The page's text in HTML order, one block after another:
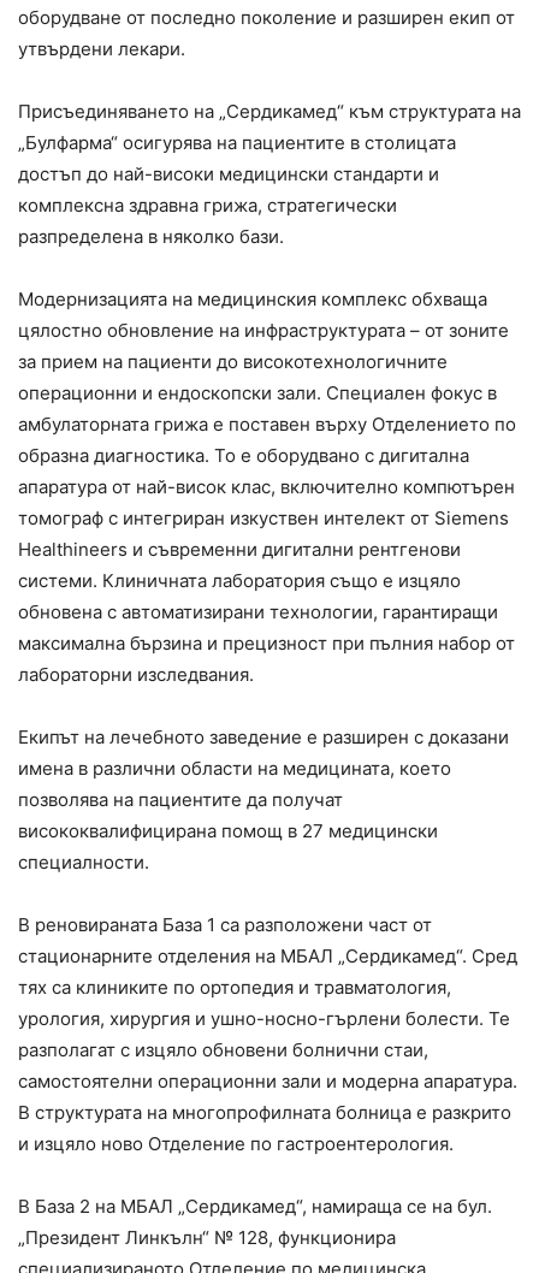
оборудване от последно поколение и разширен екип от
утвърдени лекари.
Присъединяването на „Сердикамед“ към структурата на
„Булфарма“ осигурява на пациентите в столицата
достъп до най-високи медицински стандарти и
комплексна здравна грижа, стратегически
разпределена в няколко бази.
Модернизацията на медицинския комплекс обхваща
цялостно обновление на инфраструктурата – от зоните
за прием на пациенти до високотехнологичните
операционни и ендоскопски зали. Специален фокус в
амбулаторната грижа е поставен върху Отделението по
образна диагностика. То е оборудвано с дигитална
апаратура от най-висок клас, включително компютърен
томограф с интегриран изкуствен интелект от Siemens
Healthineers и съвременни дигитални рентгенови
системи. Клиничната лаборатория също е изцяло
обновена с автоматизирани технологии, гарантиращи
максимална бързина и прецизност при пълния набор от
лабораторни изследвания.
Екипът на лечебното заведение е разширен с доказани
имена в различни области на медицината, което
позволява на пациентите да получат
висококвалифицирана помощ в 27 медицински
специалности.
В реновираната База 1 са разположени част от
стационарните отделения на МБАЛ „Сердикамед“. Сред
тях са клиниките по ортопедия и травматология,
урология, хирургия и ушно-носно-гърлени болести. Те
разполагат с изцяло обновени болнични стаи,
самостоятелни операционни зали и модерна апаратура.
В структурата на многопрофилната болница е разкрито
и изцяло ново Отделение по гастроентерология.
В База 2 на МБАЛ „Сердикамед“, намираща се на бул.
„Президент Линкълн“ № 128, функционира